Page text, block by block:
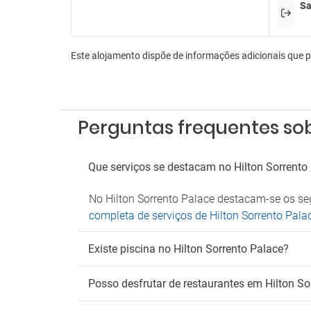
Sala
Sala
Zona
Este alojamento dispõe de informações adicionais que
Perguntas frequentes
Que serviços se destacam no Hilton Sorrento
No Hilton Sorrento Palace destacam-se os
completa de serviços de Hilton Sorrento
Existe piscina no Hilton Sorrento Palace?
Posso desfrutar de restaurantes em Hilton